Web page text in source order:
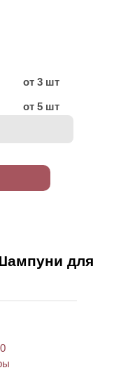
от 3 шт
от 5 шт
для